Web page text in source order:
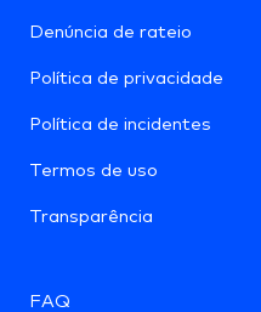
Denúncia de rateio
Política de privacidade
Política de incidentes
Termos de uso
Transparência
FAQ